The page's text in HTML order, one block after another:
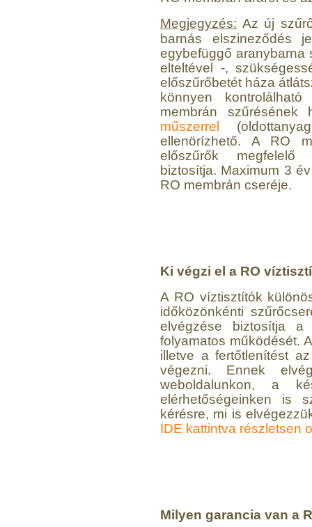
Megjegyzés: Az új
barnás elszineződés
egybefüggő
elteltével -,
előszűrőbetét háza
könnyen
membrán
műszerrel
ellenörízhető. A RO
előszűrők megfelelő
biztosítja. Maximum 3
RO membrán cseréje.
Ki végzi el a RO
A RO víztisztítók
időközönkénti
elvégzése biztosítja a
folyamatos működését.
illetve a fertőtlenítést
végezni. Ennek
weboldalunkon, a
elérhetőségeinken is
kérésre, mi is
IDE kattintva részletsen
Milyen garancia van a